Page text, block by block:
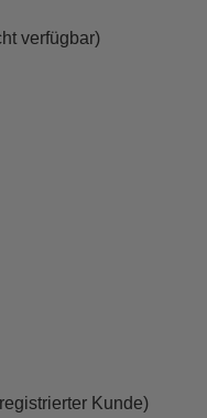
verfügbar)
Kunde)